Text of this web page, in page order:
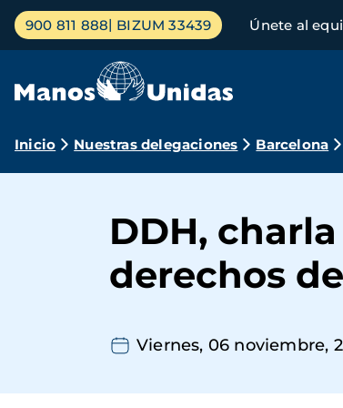
Pasar
contenido
Menú
principal
900 811 888 BIZUM 33439 Únete al
Ruta
navegación
Inicio Nuestras delegaciones Barcelona
DDH,
derechos
Viernes, 06 noviembre,